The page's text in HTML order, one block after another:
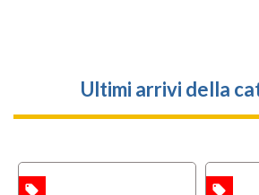
Ultimi arrivi della
local_offer local_offer